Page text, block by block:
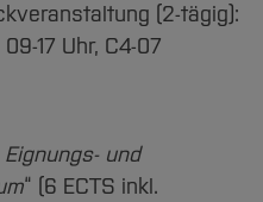
(2-tägig):
17 Uhr, C4-07
und
“ (6 ECTS inkl.